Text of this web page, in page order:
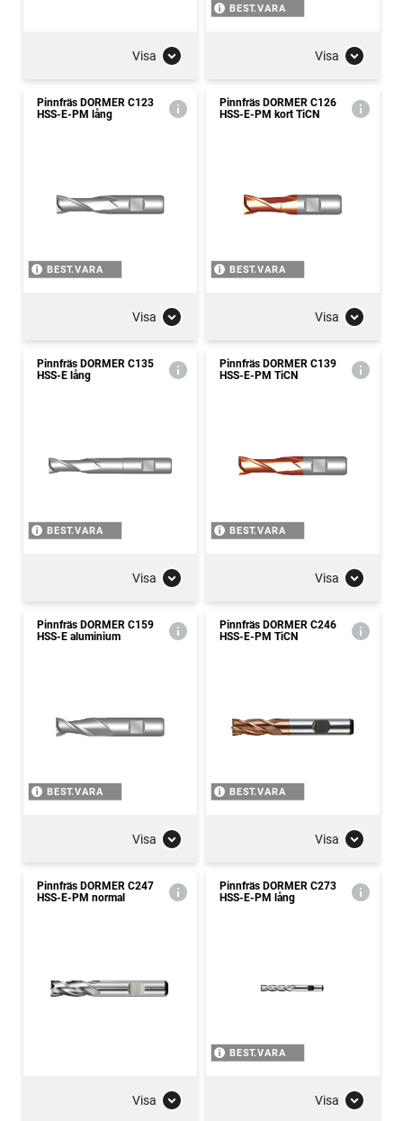
Visa
BEST.VARA
Visa
Pinnfräs DORMER C123
HSS-E-PM lång
BEST.VARA
Visa
Pinnfräs DORMER C126
HSS-E-PM kort TiCN
BEST.VARA
Visa
Pinnfräs DORMER C135
HSS-E lång
BEST.VARA
Visa
Pinnfräs DORMER C139
HSS-E-PM TiCN
BEST.VARA
Visa
Pinnfräs DORMER C159
HSS-E aluminium
BEST.VARA
Visa
Pinnfräs DORMER C246
HSS-E-PM TiCN
BEST.VARA
Visa
Pinnfräs DORMER C247
HSS-E-PM normal
Visa
Pinnfräs DORMER C273
HSS-E-PM lång
BEST.VARA
Visa